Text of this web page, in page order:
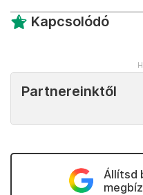
Kapcsolódó
Partnereinktől
Állítsd